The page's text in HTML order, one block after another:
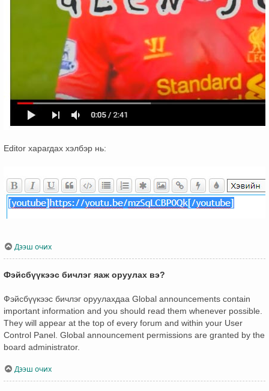
Editor харагдах хэлбэр нь:
Дээш очих
Фэйсбүүкээс бичлэг яаж оруулах вэ?
Фэйсбүүкээс бичлэг оруулахдаа Global announcements contain
important information and you should read them whenever possible.
They will appear at the top of every forum and within your User
Control Panel. Global announcement permissions are granted by the
board administrator.
Дээш очих